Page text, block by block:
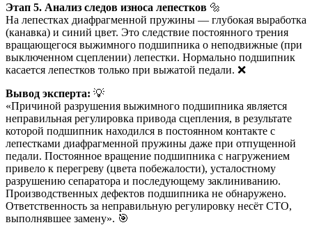
Этап 5. Анализ следов износа лепестков 🔩
На лепестках диафрагменной пружины — глубокая выработка
(канавка) и синий цвет. Это следствие постоянного трения
вращающегося выжимного подшипника о неподвижные (при
выключенном сцеплении) лепестки. Нормально подшипник
касается лепестков только при выжатой педали. ❌
Вывод эксперта: 💡
«Причиной разрушения выжимного подшипника является
неправильная регулировка привода сцепления, в результате
которой подшипник находился в постоянном контакте с
лепестками диафрагменной пружины даже при отпущенной
педали. Постоянное вращение подшипника с нагружением
привело к перегреву (цвета побежалости), усталостному
разрушению сепаратора и последующему заклиниванию.
Производственных дефектов подшипника не обнаружено.
Ответственность за неправильную регулировку несёт СТО,
выполнявшее замену». 🎯